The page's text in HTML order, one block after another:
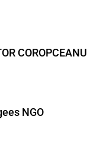
COROPCEANU
NGO